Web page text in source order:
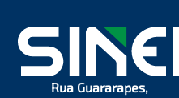
Rua Guararapes,